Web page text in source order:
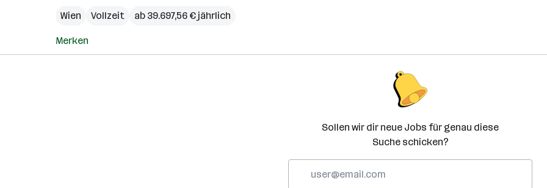
Wien
Vollzeit ab 39.697,56 € jährlich
Merken
Sollen wir dir neue Jobs für genau diese
Suche schicken?